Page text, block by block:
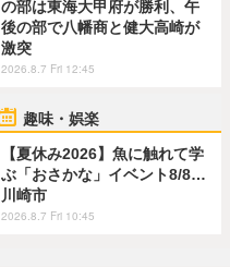
の部は東海大甲府が勝利、午
後の部で八幡商と健大高崎が
激突
2026.8.7 Fri 12:45
趣味・娯楽
【夏休み2026】魚に触れて学
ぶ「おさかな」イベント8/8…
川崎市
2026.8.7 Fri 10:45